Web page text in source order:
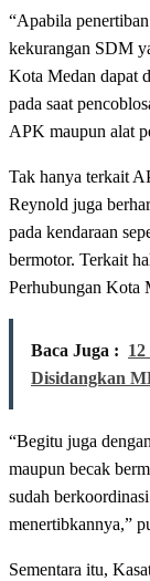
“Apabila
kekurangan SDM
Kota Medan dapat
pada saat
APK maupun alat
Tak hanya terkait
Reynold juga
pada kendaraan
bermotor. Terkait
Perhubungan Kota
Baca Juga :
Disidangkan
“Begitu juga
maupun becak
sudah
menertibkannya,”
Sementara itu,